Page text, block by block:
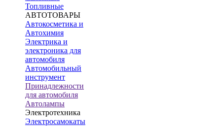
Топливные
АВТОТОВАРЫ
Автокосметика и
Автохимия
Электрика и
электроника для
автомобиля
Автомобильный
инструмент
Принадлежности
для автомобиля
Автолампы
Электротехника
Электросамокаты